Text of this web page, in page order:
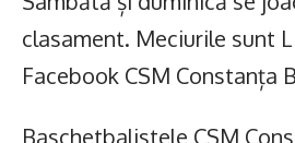
clasament. Meciurile sunt
Facebook CSM Constanța
Baschetbalistele CSM